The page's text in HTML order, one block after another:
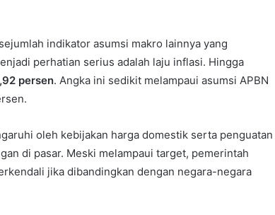
indikator asumsi makro lainnya yang
perhatian serius adalah laju inflasi. Hingga
persen. Angka ini sedikit melampaui asumsi APBN
oleh kebijakan harga domestik serta penguatan
di pasar. Meski melampaui target, pemerintah
jika dibandingkan dengan negara-negara